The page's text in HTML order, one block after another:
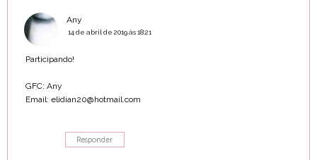
Any
14 de abril de 2019 às 18:21
Participando!
GFC: Any
Email: elidian20@hotmail.com
Responder